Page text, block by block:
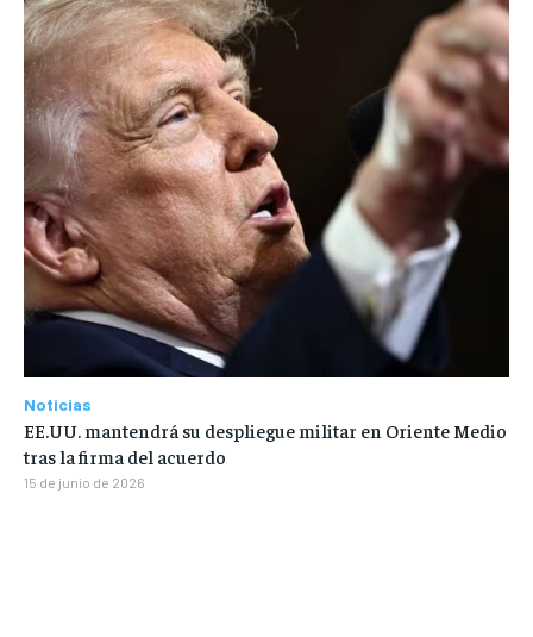
Noticias
EE.UU. mantendrá su despliegue militar en Oriente Medio
tras la firma del acuerdo
15 de junio de 2026